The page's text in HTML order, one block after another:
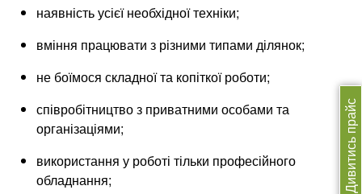
Дивитись прайс
наявність усієї необхідної техніки;
вміння працювати з різними типами ділянок;
не боїмося складної та копіткої роботи;
співробітництво з приватними особами та
організаціями;
використання у роботі тільки професійного
обладнання;